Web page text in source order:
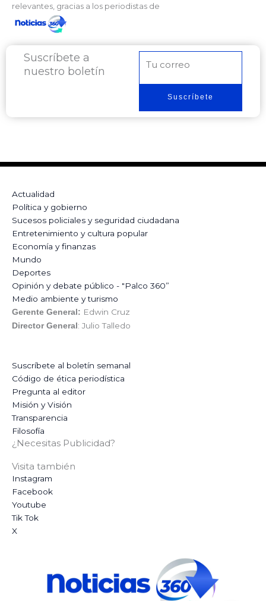
relevantes, gracias a los periodistas de
Suscríbete a
nuestro boletín
electrónico
Suscríbete
Actualidad
Política y gobierno
Sucesos policiales y seguridad ciudadana
Entretenimiento y cultura popular
Economía y finanzas
Mundo
Deportes
Opinión y debate público - "Palco 360”
Medio ambiente y turismo
Gerente General: Edwin Cruz
Director General : Julio Talledo
Suscríbete al boletín semanal
Código de ética periodística
Pregunta al editor
Misión y Visión
Transparencia
Filosofía
¿Necesitas Publicidad?
Visita también
Instagram
Facebook
Youtube
Tik Tok
X